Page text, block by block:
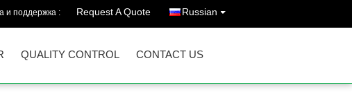
и поддержка : Request A Quote Russian
QUALITY CONTROL CONTACT US